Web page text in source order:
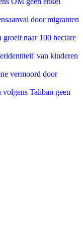
door migranten
naar 100 hectare
van kinderen
vermoord door
Taliban geen